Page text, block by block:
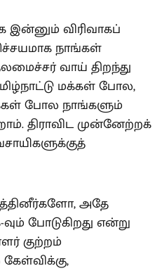
இன்னும் விரிவாகப்
நாங்கள்
வாய் திறந்து
மக்கள் போல,
போல நாங்களும்
திராவிட முன்னேற்றக்
அதே
போடுகிறது என்று
குற்றம்
கேள்விக்கு,